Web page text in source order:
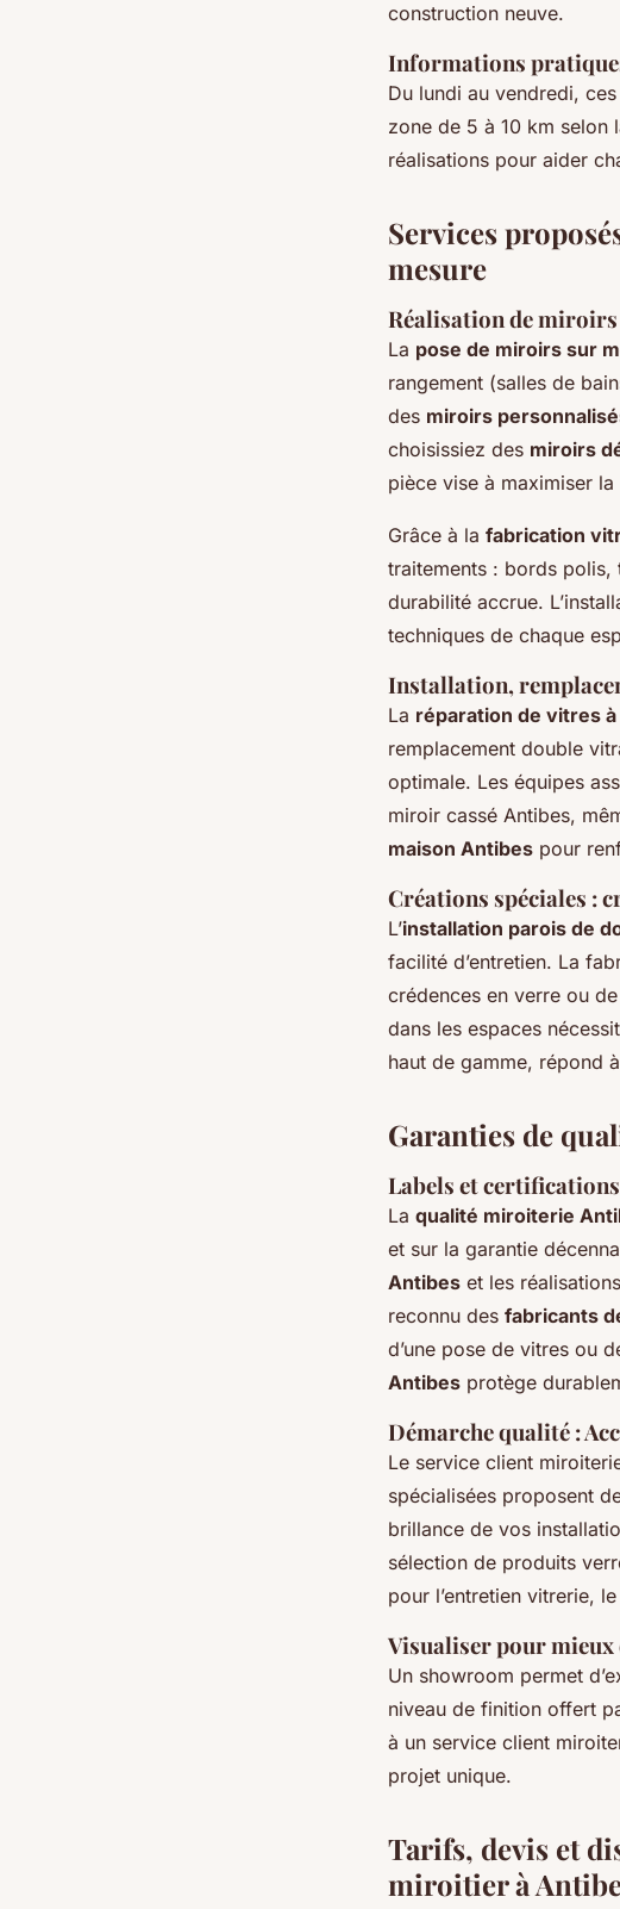
construction neuve.
Informations
Du lundi au vendredi,
zone de 5 à 10 km selon
réalisations pour aider
Services
mesure
Réalisation de
La pose de miroirs sur
rangement (salles de
des miroirs
choisissiez des miroirs
pièce vise à maximiser
Grâce à la fabrication
traitements : bords polis,
durabilité accrue.
techniques de chaque
Installation,
La réparation de vitres
remplacement double
optimale. Les équipes
miroir cassé Antibes,
maison Antibes pour
Créations spéciales :
L’installation parois de
facilité d’entretien. La
crédences en verre ou
dans les espaces
haut de gamme, répond
Garanties de
Labels et
La qualité miroiterie
et sur la garantie
Antibes et les
reconnu des fabricants
d’une pose de vitres ou
Antibes protège
Démarche qualité :
Le service client
spécialisées proposent
brillance de vos
sélection de produits
pour l’entretien vitrerie,
Visualiser pour
Un showroom permet
niveau de finition offert
à un service client
projet unique.
Tarifs, devis et
miroitier à